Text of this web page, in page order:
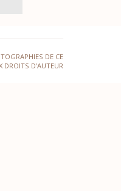
DE CE
DROITS D'AUTEUR